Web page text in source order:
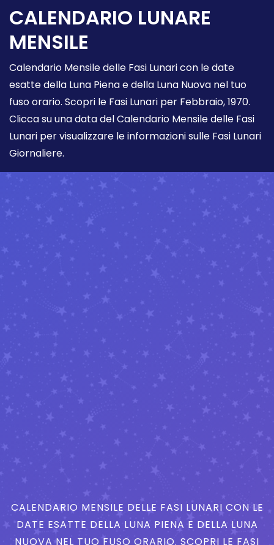
CALENDARIO LUNARE
MENSILE
Calendario Mensile delle Fasi Lunari con le date
esatte della Luna Piena e della Luna Nuova nel tuo
fuso orario. Scopri le Fasi Lunari per Febbraio, 1970.
Clicca su una data del Calendario Mensile delle Fasi
Lunari per visualizzare le informazioni sulle Fasi Lunari
Giornaliere.
CALENDARIO MENSILE DELLE FASI LUNARI CON LE
DATE ESATTE DELLA LUNA PIENA E DELLA LUNA
NUOVA NEL TUO FUSO ORARIO. SCOPRI LE FASI